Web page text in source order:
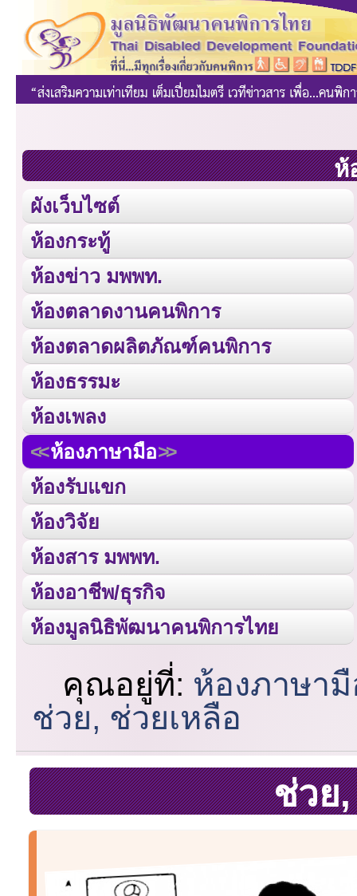
ห้
ผังเว็บไซต์
ห้องกระทู้
ห้องข่าว มพพท.
ห้องตลาดงานคนพิการ
ห้องตลาดผลิตภัณฑ์คนพิการ
ห้องธรรมะ
ห้องเพลง
ห้องภาษามือ
ห้องรับแขก
ห้องวิจัย
ห้องสาร มพพท.
ห้องอาชีพ/ธุรกิจ
ห้องมูลนิธิพัฒนาคนพิการไทย
คุณอยู่ที่: ห้องภาษา
ช่วย, ช่วยเหลือ
ช่วย,